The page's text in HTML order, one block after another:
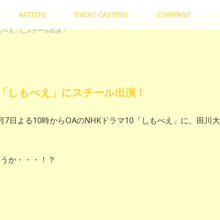
ARTISTS EVENT CASTING COMPANY
え」にスチール出演！
しもべえ」にスチール出演！
日よる10時からOAのNHKドラマ10「しもべえ」に、田川大
か・・・！？